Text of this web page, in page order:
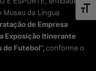
da Língua
de Empresa
Exposição Itinerante
do Futebol”, conforme o